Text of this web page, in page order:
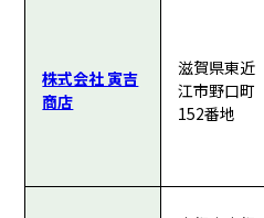
株式会社 寅吉
商店
滋賀県東近
江市野口町
152番地